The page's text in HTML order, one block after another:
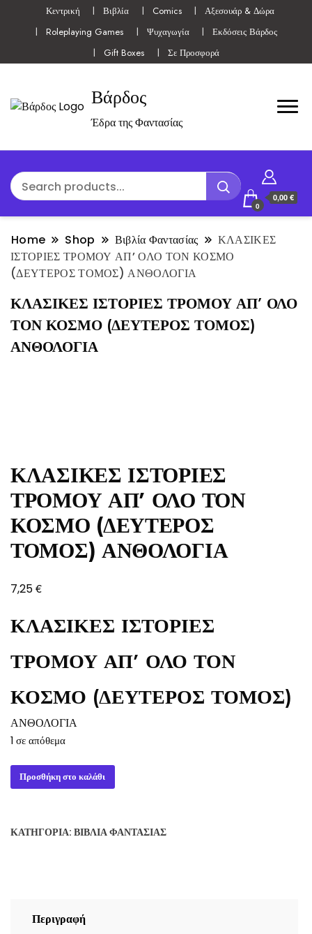
Κεντρική Βιβλία Comics
Αξεσουάρ & Δώρα
Roleplaying Games
Ψυχαγωγία
Εκδόσεις Βάρδος
Gift Boxes
Σε Προσφορά
Βάρδος
Έδρα της Φαντασίας
0
0,00 €
Home Shop Βιβλία Φαντασίας
ΚΛΑΣΙΚΕΣ
ΙΣΤΟΡΙΕΣ ΤΡΟΜΟΥ ΑΠ’ ΟΛΟ ΤΟΝ ΚΟΣΜΟ
(ΔΕΥΤΕΡΟΣ ΤΟΜΟΣ) ΑΝΘΟΛΟΓΙΑ
ΚΛΑΣΙΚΕΣ ΙΣΤΟΡΙΕΣ ΤΡΟΜΟΥ ΑΠ’ ΟΛΟ
ΤΟΝ ΚΟΣΜΟ (ΔΕΥΤΕΡΟΣ ΤΟΜΟΣ)
ΑΝΘΟΛΟΓΙΑ
ΚΛΑΣΙΚΕΣ ΙΣΤΟΡΙΕΣ
ΤΡΟΜΟΥ ΑΠ’ ΟΛΟ ΤΟΝ
ΚΟΣΜΟ (ΔΕΥΤΕΡΟΣ
ΤΟΜΟΣ) ΑΝΘΟΛΟΓΙΑ
7,25€
ΚΛΑΣΙΚΕΣ ΙΣΤΟΡΙΕΣ
ΤΡΟΜΟΥ ΑΠ’ ΟΛΟ ΤΟΝ
ΚΟΣΜΟ (ΔΕΥΤΕΡΟΣ ΤΟΜΟΣ)
ΑΝΘΟΛΟΓΙΑ
1 σε απόθεμα
ΚΛΑΣΙΚΕΣ
ΙΣΤΟΡΙΕΣ
ΟΛΟ
ΑΝΘΟΛΟΓΙΑ
Προσθήκη στο καλάθι
ΚΑΤΗΓΟΡΊΑ: ΒΙΒΛΊΑ ΦΑΝΤΑΣΊΑΣ
Περιγραφή